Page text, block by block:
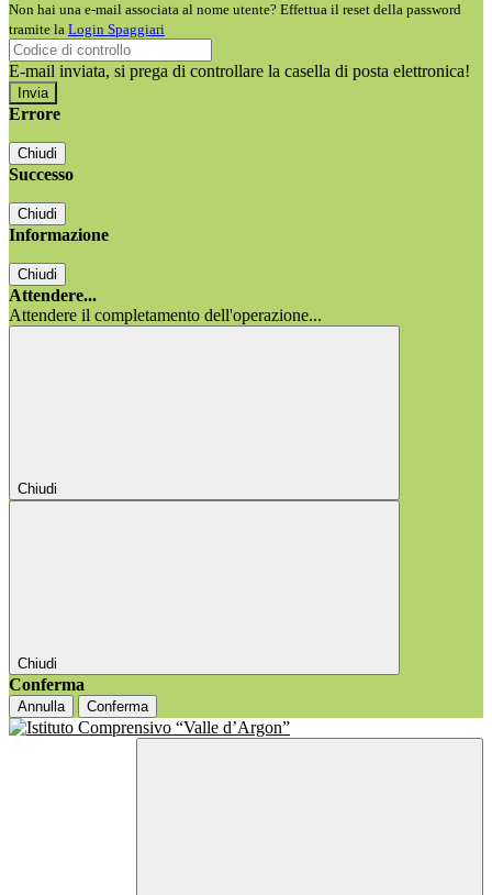
Non hai una e-mail associata al nome utente? Effettua il reset della password
tramite la Login Spaggiari
E-mail inviata, si prega di controllare la casella di posta elettronica!
Errore
Chiudi
Successo
Chiudi
Informazione
Chiudi
Attendere...
Attendere il completamento dell'operazione...
Chiudi
Chiudi
Conferma
Annulla Conferma